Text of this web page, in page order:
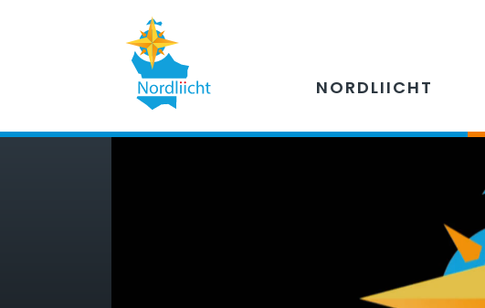
NORDLIICHT